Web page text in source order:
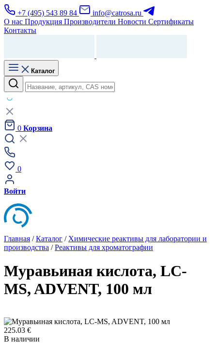
+7 (495) 543 89 84
info@catrosa.ru
О нас Продукция Производители Новости Сертификаты
Контакты
Каталог
0 Корзина
0
Войти
Главная /Каталог / Химические реактивы для лаборатории и
производства /Реактивы для хроматографии
Муравьиная кислота, LC-
MS, ADVENT, 100 мл
225.03 €
В наличии